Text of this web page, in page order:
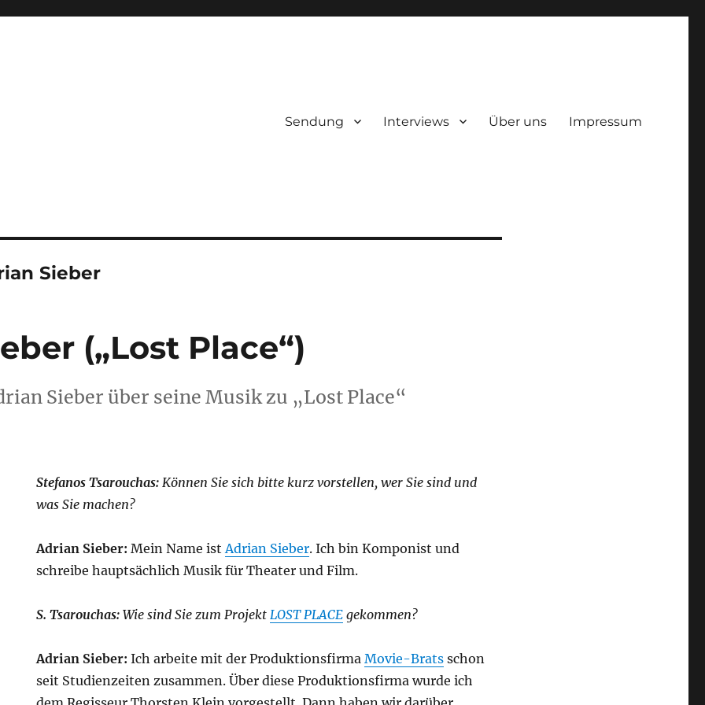
Sendung Interviews Über uns Impressum
Sieber
(„Lost Place“)
Sieber über seine Musik zu „Lost Place“
Stefanos Tsarouchas: Können Sie sich bitte kurz vorstellen, wer Sie sind und
was Sie machen?
Adrian Sieber: Mein Name istAdrian Sieber. Ich bin Komponist und
schreibe hauptsächlich Musik für Theater und Film.
S. Tsarouchas: Wie sind Sie zum ProjektLOST PLACE gekommen?
Adrian Sieber: Ich arbeite mit der ProduktionsfirmaMovie-Brats schon
seit Studienzeiten zusammen. Über diese Produktionsfirma wurde ich